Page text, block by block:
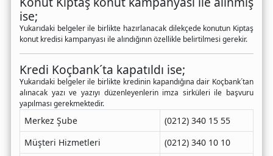
ise;
Yukarıdaki belgeler ile birlikte hazırlanacak dilekçede konutun Kiptaş
konut kredisi kampanyası ile alındığının özellikle belirtilmesi gerekir.
Kredi Koçbank´ta kapatıldı ise;
Yukarıdaki belgeler ile birlikte kredinin kapandığına dair Koçbank´tan
alınacak yazı ve yazıyı düzenleyenlerin imza sirküleri ile başvuru
yapılması gerekmektedir.
Merkez Şube
(0212) 340 15 55
Müşteri Hizmetleri
(0212) 340 10 10